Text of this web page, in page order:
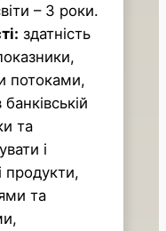
– 3 роки.
здатність
потоками,
та
і
продукти,
та